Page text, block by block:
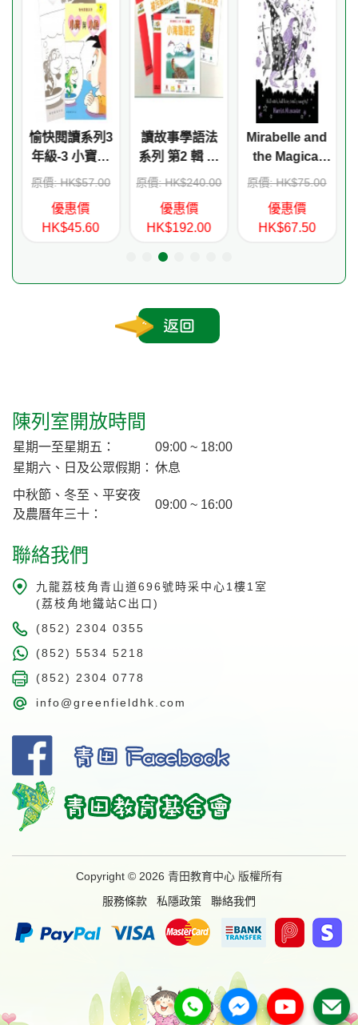
愉快閱讀系列3
年級-3 小寶與
小魚(書+練習)
原價: HK$57.00
優惠價
HK$45.60
讀故事學語法
系列 第2 輯 紅
輯
原價: HK$240.00
優惠價
HK$192.00
Mirabelle and
the Magical
Mayhem
原價: HK$75.00
優惠價
HK$67.50
返回
陳列室開放時間
星期一至星期五：
09:00 ~ 18:00
星期六、日及公眾假期： 休息
中秋節、冬至、平安夜
及農曆年三十：
09:00 ~ 16:00
聯絡我們
九龍荔枝角青山道696號時采中心1樓1室
(荔枝角地鐵站C出口)
(852) 2304 0355
(852) 5534 5218
(852) 2304 0778
info@greenfieldhk.com
Copyright © 2026 青田教育中心 版權所有
服務條款
私隱政策 聯絡我們